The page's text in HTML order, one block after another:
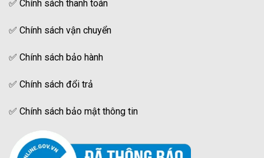
✅ Chính sách thanh toán
✅ Chính sách vận chuyển
✅ Chính sách bảo hành
✅ Chính sách đổi trả
✅ Chính sách bảo mật thông tin